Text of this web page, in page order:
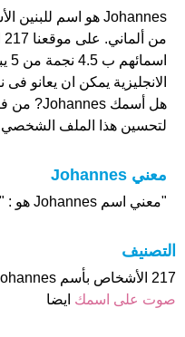
الانجليزية يمكن ان يعانو
هل أسمك Johannes? من فضلك اجب على
لتحسين هذا الملف الشخصي
معني Johannes
"معني اسم Johannes هو : "الرب هو كريمة
التصنيف
217 الأشخاص بأسم Johannes صوت على اسمائهم . من فضلك
صوت على اسمك ايضا